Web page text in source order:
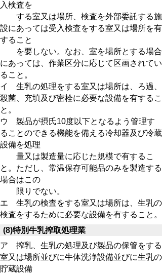
入検査を
する室又は場所、検査を外部委託する施
設にあっては受入検査をする室又は場所を有
すること
を要しない。なお、室を場所とする場合
にあっては、作業区分に応じて区画されてい
ること。
イ 生乳の処理をする室又は場所は、ろ過、
殺菌、充填及び密栓に必要な設備を有するこ
と。
ウ 製品が摂氏10度以下となるよう管理す
ることのできる機能を備える冷却器及び冷蔵
設備を処理
量又は製造量に応じた規模で有するこ
と。ただし、常温保存可能品のみを製造する
場合はこの
限りでない。
エ 生乳の検査をする室又は場所は、生乳の
検査をするために必要な設備を有すること。
(8)特別牛乳搾取処理業
ア 搾乳、生乳の処理及び製品の保管をする
室又は場所並びに牛体洗浄設備並びに生乳の
貯蔵設備